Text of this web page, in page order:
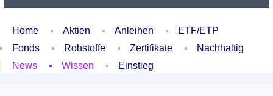
Home Aktien Anleihen
ETF/ETP
Fonds
Rohstoffe Zertifikate
Nachhaltig
News
Wissen Einstieg